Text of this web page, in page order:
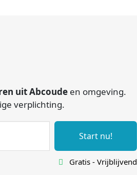
uit Abcoude en omgeving.
verplichting.
Start nu!
Gratis - Vrijblijvend